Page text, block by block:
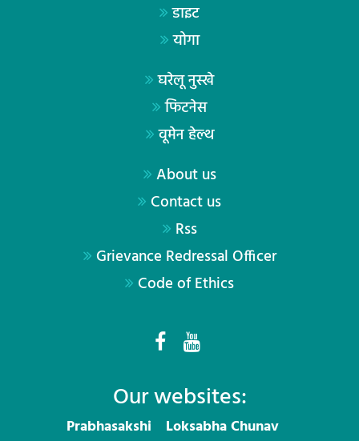
डाइट
योगा
घरेलू नुस्खे
फिटनेस
वूमेन हेल्थ
About us
Contact us
Rss
Grievance Redressal Officer
Code of Ethics
Our websites:
Prabhasakshi
Loksabha Chunav